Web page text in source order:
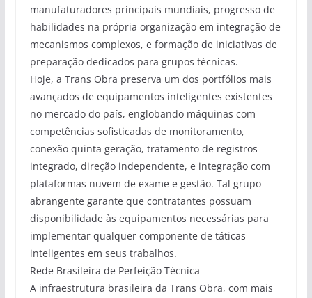
manufaturadores principais mundiais, progresso de
habilidades na própria organização em integração de
mecanismos complexos, e formação de iniciativas de
preparação dedicados para grupos técnicas.
Hoje, a Trans Obra preserva um dos portfólios mais
avançados de equipamentos inteligentes existentes
no mercado do país, englobando máquinas com
competências sofisticadas de monitoramento,
conexão quinta geração, tratamento de registros
integrado, direção independente, e integração com
plataformas nuvem de exame e gestão. Tal grupo
abrangente garante que contratantes possuam
disponibilidade às equipamentos necessárias para
implementar qualquer componente de táticas
inteligentes em seus trabalhos.
Rede Brasileira de Perfeição Técnica
A infraestrutura brasileira da Trans Obra, com mais